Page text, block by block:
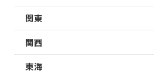
関東
関西
東海